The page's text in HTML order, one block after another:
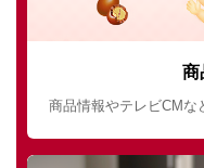
商
商品情報やテレビCMな